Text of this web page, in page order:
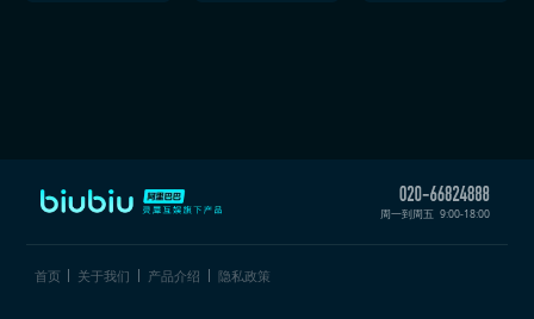
周一到周五 9:00-18:00
首页 关于我们 产品介绍 隐私政策